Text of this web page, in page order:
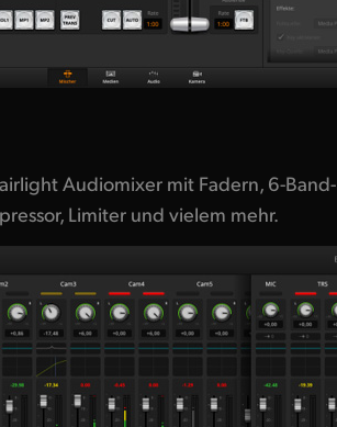
Audiomixer mit Fadern, 6-Band-
Limiter und vielem mehr.